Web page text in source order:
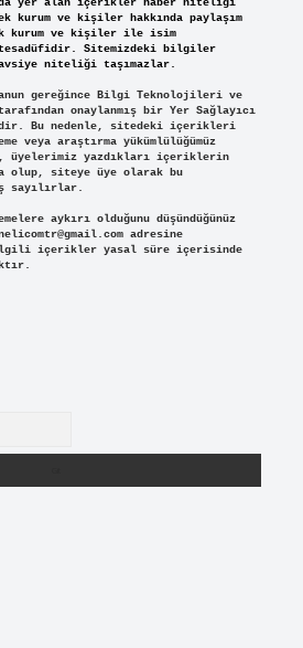
yer alan içerikler haber niteliği
kurum ve kişiler hakkında paylaşım
kurum ve kişiler ile isim
tesadüfidir. Sitemizdeki bilgiler
niteliği taşımazlar.
gereğince Bilgi Teknolojileri ve
onaylanmış bir Yer Sağlayıcı
Bu nedenle, sitedeki içerikleri
veya araştırma yükümlülüğümüz
üyelerimiz yazdıkları içeriklerin
olup, siteye üye olarak bu
sayılırlar.
aykırı olduğunu düşündüğünüz
adresine
içerikler yasal süre içerisinde